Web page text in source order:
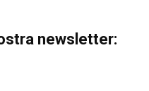
newsletter: